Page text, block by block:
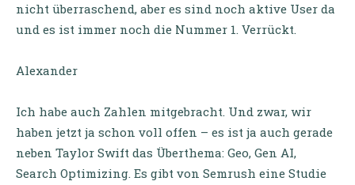
nicht überraschend, aber es sind noch aktive User da
und es ist immer noch die Nummer 1. Verrückt.
Alexander
Ich habe auch Zahlen mitgebracht. Und zwar, wir
haben jetzt ja schon voll offen – es ist ja auch gerade
neben Taylor Swift das Überthema: Geo, Gen AI,
Search Optimizing. Es gibt von Semrush eine Studie